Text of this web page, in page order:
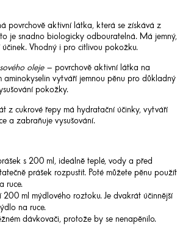
povrchově aktivní látka, která se získává z
je snadno biologicky odbouratelná. Má jemný,
Vhodný i pro citlivou pokožku.
oleje– povrchově aktivní látka na
aminokyselin vytváří jemnou pěnu pro důkladný
pokožky.
z cukrové řepy má hydratační účinky, vytváří
a zabraňuje vysušování.
s 200 ml, ideálně teplé, vody a před
prášek rozpustit. Poté můžete pěnu použít
ruce.
200 ml mýdlového roztoku. Je dvakrát účinnější
na ruce.
dávkovači, protože by se nenapěnilo.